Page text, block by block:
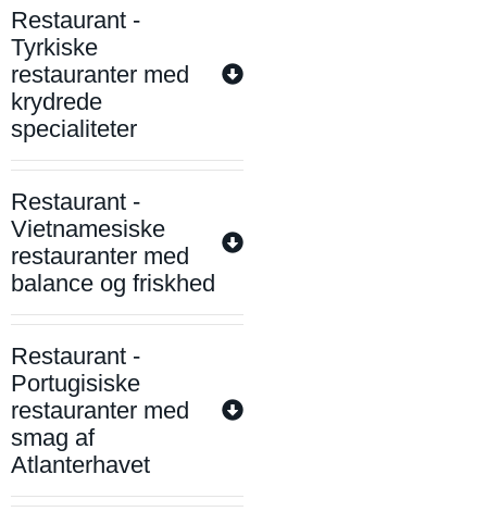
Restaurant -
Tyrkiske
restauranter med
krydrede
specialiteter
Restaurant -
Vietnamesiske
restauranter med
balance og friskhed
Restaurant -
Portugisiske
restauranter med
smag af
Atlanterhavet